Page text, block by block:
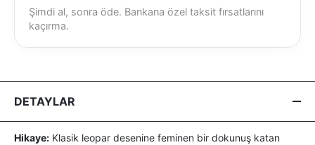
Şimdi al, sonra öde. Bankana özel taksit fırsatlarını
kaçırma.
DETAYLAR
Hikaye: Klasik leopar desenine feminen bir dokunuş katan